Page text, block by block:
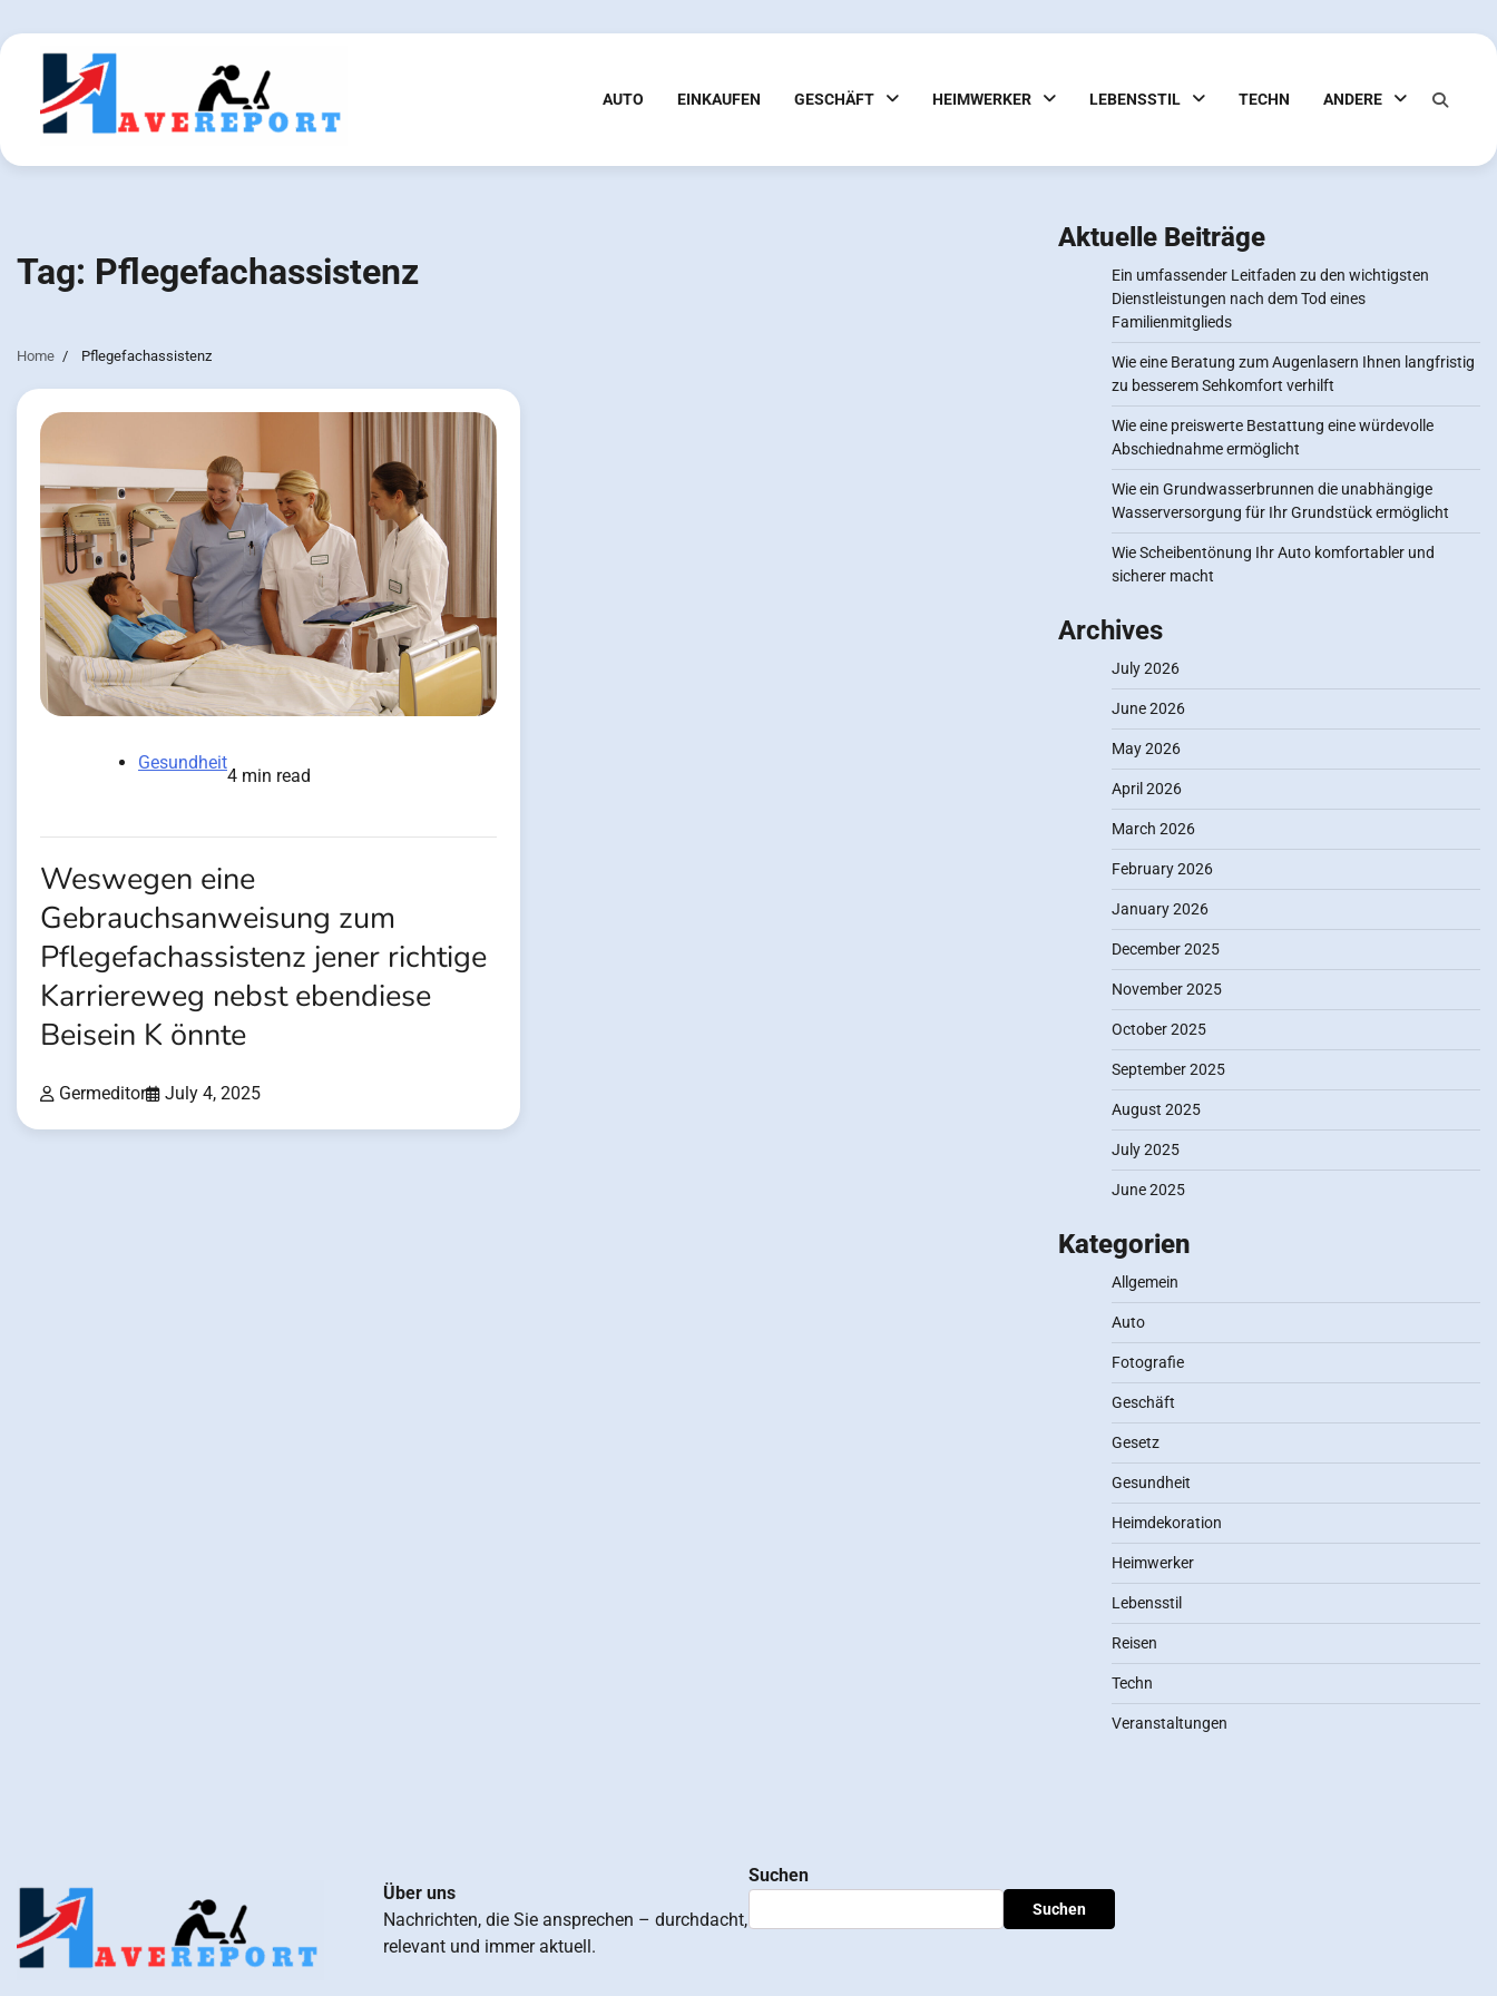
to
AUTO EINKAUFEN GESCHÄFT HEIMWERKER LEBENSSTIL TECHN ANDERE
Tag: Pflegefachassistenz
Home Pflegefachassistenz
Gesundheit
4 min read
Weswegen eine
Gebrauchsanweisung zum
Pflegefachassistenz jener richtige
Karriereweg nebst ebendiese
Beisein K önnte
Germeditor July 4, 2025
Aktuelle Beiträge
Ein umfassender Leitfaden zu den wichtigsten
Dienstleistungen nach dem Tod eines
Familienmitglieds
Wie eine Beratung zum Augenlasern Ihnen langfristig
zu besserem Sehkomfort verhilft
Wie eine preiswerte Bestattung eine würdevolle
Abschiednahme ermöglicht
Wie ein Grundwasserbrunnen die unabhängige
Wasserversorgung für Ihr Grundstück ermöglicht
Wie Scheibentönung Ihr Auto komfortabler und
sicherer macht
Archives
July 2026
June 2026
May 2026
April 2026
March 2026
February 2026
January 2026
December 2025
November 2025
October 2025
September 2025
August 2025
July 2025
June 2025
Kategorien
Allgemein
Auto
Fotografie
Geschäft
Gesetz
Gesundheit
Heimdekoration
Heimwerker
Lebensstil
Reisen
Techn
Veranstaltungen
Über uns
Nachrichten, die Sie ansprechen – durchdacht,
relevant und immer aktuell.
Suchen
Suchen